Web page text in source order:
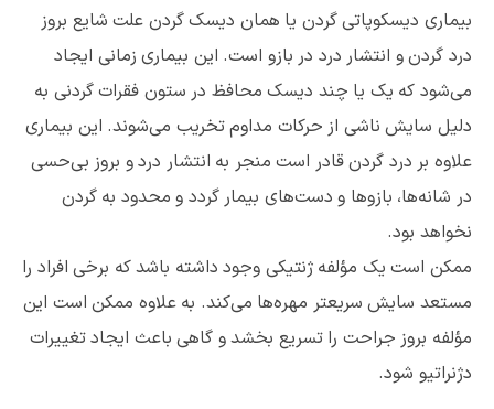
بیماری دیسکوپاتی گردن یا همان دیسک گردن علت شایع بروز
درد گردن و انتشار درد در بازو است. این بیماری زمانی ایجاد
می‌شود که یک یا چند دیسک محافظ در ستون فقرات گردنی به
دلیل سایش ناشی از حرکات مداوم تخریب می‌شوند. این بیماری
علاوه بر درد گردن قادر است منجر به انتشار درد و بروز بی‌حسی
در شانه‌ها، بازوها و دست‌های بیمار گردد و محدود به گردن
نخواهد بود.
ممکن است یک مؤلفه ژنتیکی وجود داشته باشد که برخی افراد را
مستعد سایش سریعتر مهره‌ها می‌کند. به علاوه ممکن است این
مؤلفه بروز جراحت را تسریع بخشد و گاهی باعث ایجاد تغییرات
دژنراتیو شود.